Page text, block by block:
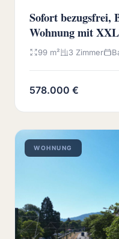
Sofort bezugsfrei,
Wohnung mit
99 m² 3 Zimmer
578.000 €
WOHNUNG